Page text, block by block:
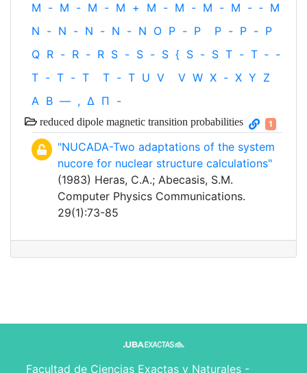
M - M - M - M + M - M - M - M - ‐ M
N - N - N - N - N O P - P P - P - P
Q R - R - R S - S - S { S - S T - T ‐ -
T - T - T T - T U V V W X - X Y Z
Α Β — , Δ Π -
reduced dipole magnetic transition probabilities 1
"NUCADA-Two adaptations of the system
nucore for nuclear structure calculations"
(1983) Heras, C.A.; Abecasis, S.M.
Computer Physics Communications.
29(1):73-85
Facultad de Ciencias Exactas y Naturales -